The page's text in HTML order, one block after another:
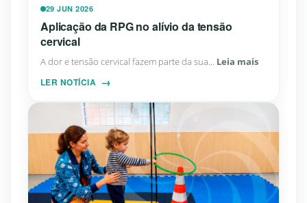
29 JUN 2026
Aplicação da RPG no alívio da tensão
cervical
A dor e tensão cervical fazem parte da sua... Leia mais
LER NOTÍCIA